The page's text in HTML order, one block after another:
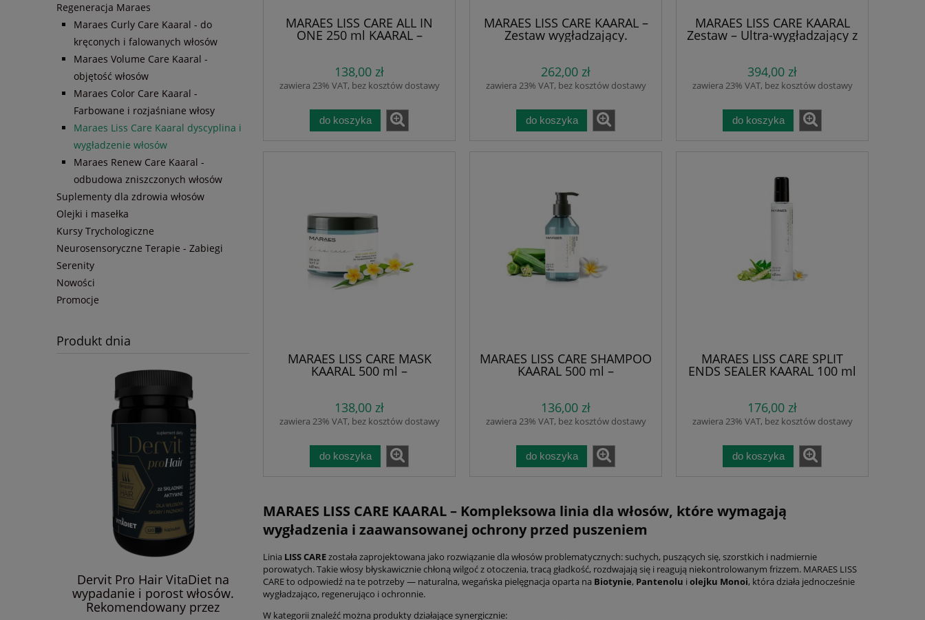
Regeneracja Maraes
Maraes Curly Care Kaaral - do
kręconych i falowanych włosów
Maraes Volume Care Kaaral -
objętość włosów
Maraes Color Care Kaaral -
Farbowane i rozjaśniane włosy
Maraes Liss Care Kaaral dyscyplina i
wygładzenie włosów
Maraes Renew Care Kaaral -
odbudowa zniszczonych włosów
Suplementy dla zdrowia włosów
Olejki i masełka
Kursy Trychologiczne
Neurosensoryczne Terapie - Zabiegi
Serenity
Nowości
Promocje
Produkt dnia
Dervit Pro Hair VitaDiet na
wypadanie i porost włosów.
Rekomendowany przez
Kaaral K05 – Szampon i Krople
Przeciw Wypadaniu Włosów |
Dervit Andro Pro 2×90 kaps. Vita
MARAES LISS CARE ALL IN
ONE 250 ml KAARAL –
i ochrona przed puszeniem |
Włosy zdyscyplinowane przez
i Olejek Monoi | Bez
parabenów, alkoholu i olejów
mineralnych
138,00 zł
zawiera 23% VAT, bez kosztów dostawy
do koszyka
MARAES LISS CARE KAARAL –
Zestaw wygładzający.
Szampon 500 ml + Maska 500
kontrola puszenia | Biotyna,
Pantenol i Olejek Monoi | pH
parabenów i olejów
mineralnych | Gładkość bez
obciążenia
262,00 zł
zawiera 23% VAT, bez kosztów dostawy
do koszyka
MARAES LISS CARE KAARAL
Zestaw – Ultra-wygładzający z
Monoi, Biotyną i Pantenolem.
blasku i miękkości; szampon
500 ml , maska 500 ml i
alkoholu, parabenów i
SLS/SLES.
394,00 zł
zawiera 23% VAT, bez kosztów dostawy
do koszyka
MARAES LISS CARE MASK
KAARAL 500 ml –
Nawilżenie, regeneracja i
kontrola puszenia | Biotyna,
4.00-5.00 | Bez parabenów i
olejów mineralnych |
Jedwabista gładkość bez
138,00 zł
zawiera 23% VAT, bez kosztów dostawy
do koszyka
MARAES LISS CARE SHAMPOO
KAARAL 500 ml –
Nawilżenie, regeneracja i
kontrola puszenia. Biotyna,
soli, SLS, SLES i parabenów.
pH 4.00-5.00. Gładkie i
miękkie włosy bez obciążenia
136,00 zł
zawiera 23% VAT, bez kosztów dostawy
do koszyka
MARAES LISS CARE SPLIT
ENDS SEALER KAARAL 100 ml
Regeneracja, wygładzanie,
ochrona przed uszkodzeniami
włosów. Biotyna, Pantenol,
Olejek Monoi. Bez alkoholu i
parabenów.
176,00 zł
zawiera 23% VAT, bez kosztów dostawy
do koszyka
MARAES LISS CARE KAARAL – Kompleksowa linia dla włosów, które wymagają
wygładzenia i zaawansowanej ochrony przed puszeniem
Linia LISS CAREzostała zaprojektowana jako rozwiązanie dla włosów problematycznych: suchych, puszących się, szorstkich i nadmiernie
porowatych. Takie włosy błyskawicznie chłoną wilgoć z otoczenia, tracą gładkość, rozdwajają się i reagują niekontrolowanym frizzem. MARAES LISS
CARE to odpowiedź na te potrzeby — naturalna, wegańska pielęgnacja oparta na Biotynie, Pantenolu i olejku Monoi, która działa jednocześnie
wygładzająco, regenerująco i ochronnie.
W kategorii znaleźć można produkty działające synergicznie: